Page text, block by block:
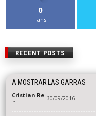
0
Fans
RECENT POSTS
A MOSTRAR LAS GARRAS
Cristian Re
- 30/09/2016